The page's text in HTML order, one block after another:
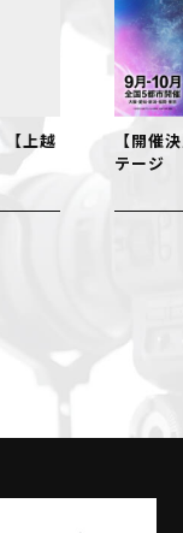
上越
【開催
テージ